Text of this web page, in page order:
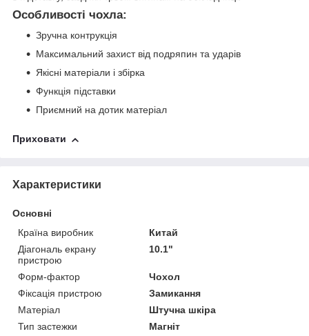
Особливості чохла:
Зручна контрукція
Максимальний захист від подряпин та ударів
Якісні матеріали і збірка
Функція підставки
Приємний на дотик матеріал
Приховати
Характеристики
Основні
Країна виробник
Китай
Діагональ екрану
пристрою
10.1"
Форм-фактор
Чохол
Фіксація пристрою
Замикання
Матеріал
Штучна шкіра
Тип застежки
Магніт